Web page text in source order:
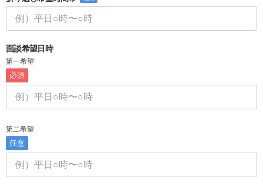
面談希望日時
第一希望
必須
第二希望
任意